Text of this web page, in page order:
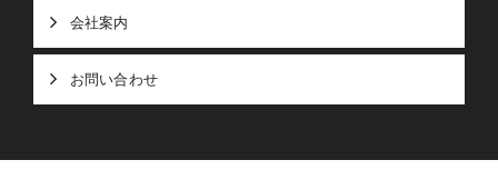
会社案内
お問い合わせ